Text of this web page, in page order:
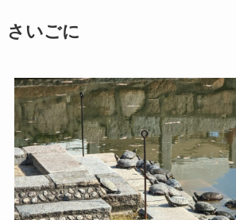
さいごに